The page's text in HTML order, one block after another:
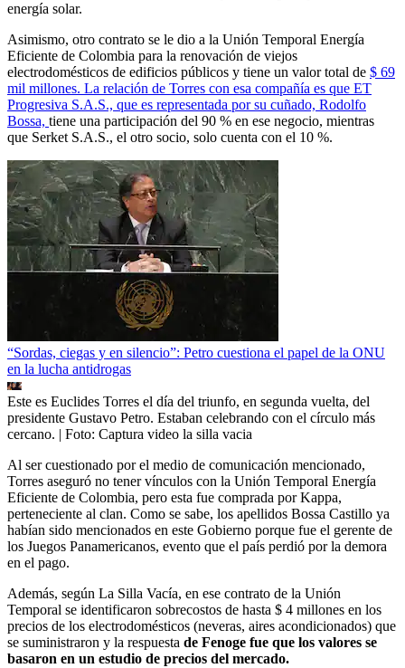
energía solar.
Asimismo, otro contrato se le dio a la Unión Temporal Energía
Eficiente de Colombia para la renovación de viejos
electrodomésticos de edificios públicos y tiene un valor total de $ 69
mil millones. La relación de Torres con esa compañía es que ET
Progresiva S.A.S., que es representada por su cuñado, Rodolfo
Bossa, tiene una participación del 90 % en ese negocio, mientras
que Serket S.A.S., el otro socio, solo cuenta con el 10 %.
“Sordas, ciegas y en silencio”: Petro cuestiona el papel de la ONU
en la lucha antidrogas
Este es Euclides Torres el día del triunfo, en segunda vuelta, del
presidente Gustavo Petro. Estaban celebrando con el círculo más
cercano. | Foto: Captura video la silla vacia
Al ser cuestionado por el medio de comunicación mencionado,
Torres aseguró no tener vínculos con la Unión Temporal Energía
Eficiente de Colombia, pero esta fue comprada por Kappa,
perteneciente al clan. Como se sabe, los apellidos Bossa Castillo ya
habían sido mencionados en este Gobierno porque fue el gerente de
los Juegos Panamericanos, evento que el país perdió por la demora
en el pago.
Además, según La Silla Vacía, en ese contrato de la Unión
Temporal se identificaron sobrecostos de hasta $ 4 millones en los
precios de los electrodomésticos (neveras, aires acondicionados) que
se suministraron y la respuesta de Fenoge fue que los valores se
basaron en un estudio de precios del mercado.